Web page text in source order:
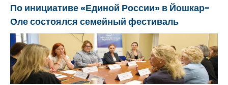
По инициативе «Единой России» в Йошкар-
Оле состоялся семейный фестиваль